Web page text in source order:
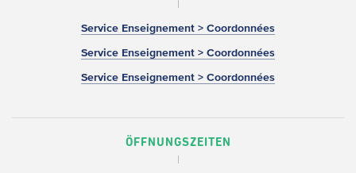
Service Enseignement > Coordonnées
Service Enseignement > Coordonnées
Service Enseignement > Coordonnées
ÖFFNUNGSZEITEN